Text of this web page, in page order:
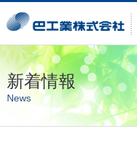
新着情報
News